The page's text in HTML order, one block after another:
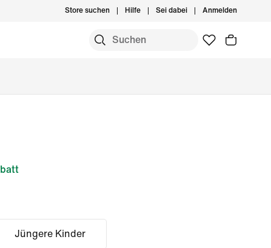
Store suchen Hilfe Sei dabei Anmelden
Jüngere Kinder